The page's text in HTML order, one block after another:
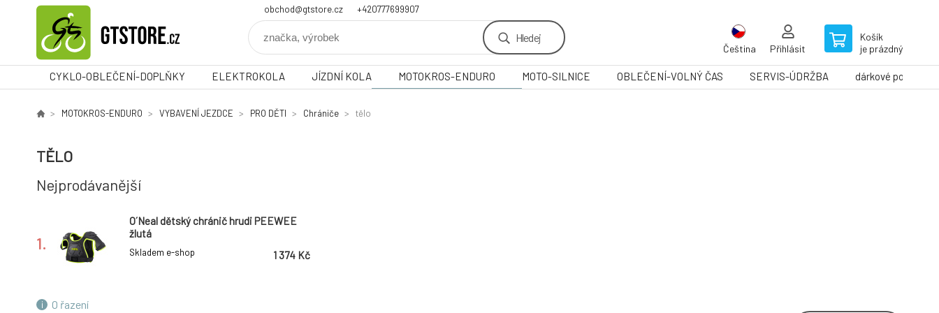
obchod@gtstore.cz +420777699907
Hledej
Čeština Přihlásit
Košík
je prázdný
CYKLO-OBLEČENÍ-DOPLŇKY ELEKTROKOLA JÍZDNÍ KOLA MOTOKROS-ENDURO MOTO-SILNICE OBLEČENÍ-VOLNÝ ČAS SERVIS-ÚDRŽBA dárkové poukazy
MOTOKROS-ENDURO VYBAVENÍ JEZDCE PRO DĚTI Chrániče tělo
TĚLO
Nejprodávanější
1.
O´Neal dětský chránič hrudi PEEWEE
žlutá
Skladem e-shop 1 374 Kč
O řazení